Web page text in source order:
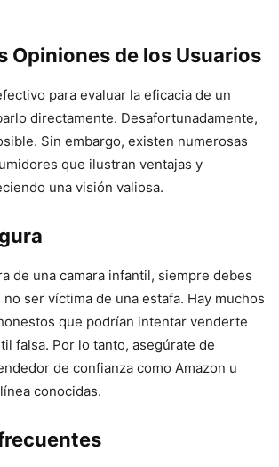
Opiniones de los Usuarios
para evaluar la eficacia de un
directamente. Desafortunadamente,
Sin embargo, existen numerosas
que ilustran ventajas y
una visión valiosa.
de una camara infantil, siempre debes
ser víctima de una estafa. Hay muchos
que podrían intentar venderte
falsa. Por lo tanto, asegúrate de
de confianza como Amazon u
conocidas.